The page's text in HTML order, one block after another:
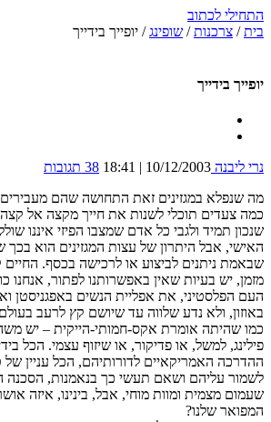
התחילי לכתוב
בית/ צרכנות/ שופינג/ יופייך בידייך
יופייך בידייך
נרי ליבנה 10/12/2003 | 18:41
38 תגובות
מה שנפלא במגזינים זאת התחושה שהם
כמה צעדים תוכלי לשנות את חייך מקצה אל
שנכון תמיד ולגבי כל אדם שמצבו הפיזי איננו
האישי, אבל היתרון של עצות המגזינים הוא בכך
שבאמת ניתנים לביצוע או לרכישה בכסף. החיים
מזמן, יש בעיות שאין באפשרותנו לפתור, אנחנו
העם הפלסטיני, את אפליית הנשים באפגניסטן
באוזון, ולא נדע שלווה עד שיושם קץ לרעב
כמו שהיתה אומרת אקס-חמותי-הייקית – יש
פילינג, למשל, או פדיקור, או שיזוף עצמי. הכל
ההדרכה האמריקאיים לדורותיהם, הכל עניין
לשמור עליהם ושאם תעשי כך בנאמנות, הסכנה
שעמום מצמית ומוות מוחי, אבל, בינינו, איזה
המפואר שלנו?